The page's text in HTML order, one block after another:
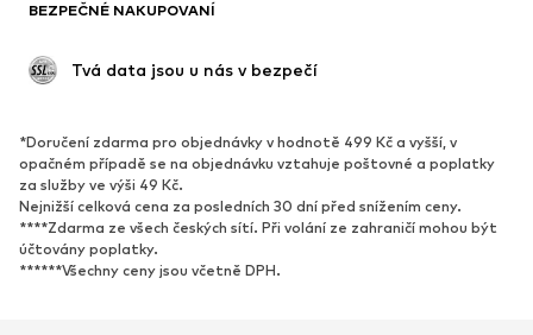
Nové
Kotníkové boty & kozačky
Polobotky
SPORT
Sportovní oblečení
Druhy sportů
Sportovní boty
BEZPEČNÉ NAKUPOVANÍ
Tvá data jsou u nás v bezpečí
*Doručení zdarma pro objednávky v hodnotě 499 Kč a vyšší, v
opačném případě se na objednávku vztahuje poštovné a poplatky
za služby ve výši 49 Kč.
Nejnižší celková cena za posledních 30 dní před snížením ceny.
****Zdarma ze všech českých sítí. Při volání ze zahraničí mohou být
účtovány poplatky.
******Všechny ceny jsou včetně DPH.